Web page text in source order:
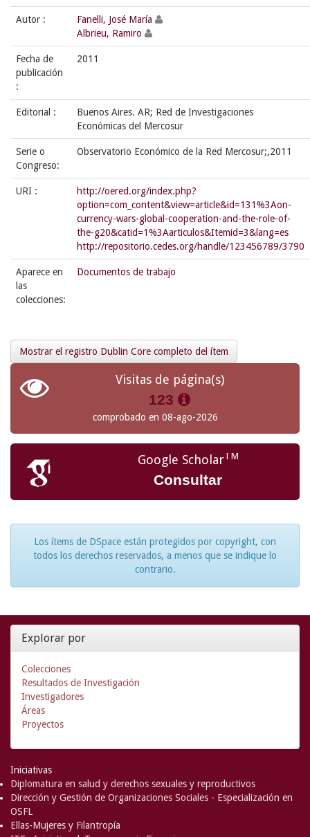
Autor :
Fanelli, José María
Albrieu, Ramiro
Fecha de
publicación
:
2011
Editorial :
Buenos Aires. AR; Red de Investigaciones
Económicas del Mercosur
Serie o
Congreso:
Observatorio Económico de la Red Mercosur;,2011
URI :
http://oered.org/index.php?
option=com_content&view=article&id=131%3Aon-
currency-wars-global-cooperation-and-the-role-of-
the-g20&catid=1%3Aarticulos&Itemid=3&lang=es
http://repositorio.cedes.org/handle/123456789/3790
Aparece en
las
colecciones:
Documentos de trabajo
Mostrar el registro Dublin Core completo del ítem
Visitas de página(s)
123
comprobado en 08-ago-2026
Google ScholarTM
Consultar
Los ítems de DSpace están protegidos por copyright, con
todos los derechos reservados, a menos que se indique lo
contrario.
Explorar por
Colecciones
Resultados de Investigación
Investigadores
Áreas
Proyectos
Iniciativas
Diplomatura en salud y derechos sexuales y reproductivos
Dirección y Gestión de Organizaciones Sociales - Especialización en
OSFL
Ellas-Mujeres y Filantropía